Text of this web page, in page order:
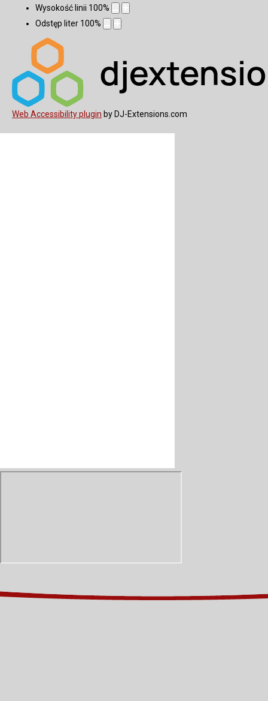
Wysokość linii 100%
Odstęp liter 100%
Web Accessibility plugin by DJ-Extensions.com